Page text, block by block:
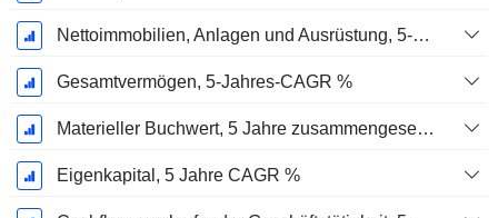
Nettoimmobilien, Anlagen und Ausrüstung, 5-Jahres-CAGR %
Gesamtvermögen, 5-Jahres-CAGR %
Materieller Buchwert, 5 Jahre zusammengesetzte jährliche Wachstumsrate %
Eigenkapital, 5 Jahre CAGR %